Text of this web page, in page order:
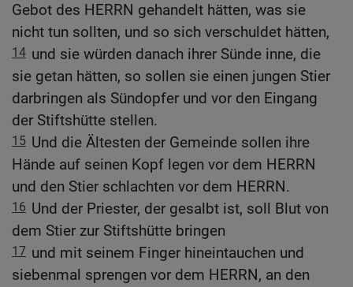
Gebot des HERRN gehandelt hätten, was sie
nicht tun sollten, und so sich verschuldet hätten,
14 und sie würden danach ihrer Sünde inne, die
sie getan hätten, so sollen sie einen jungen Stier
darbringen als Sündopfer und vor den Eingang
der Stiftshütte stellen.
15 Und die Ältesten der Gemeinde sollen ihre
Hände auf seinen Kopf legen vor dem HERRN
und den Stier schlachten vor dem HERRN.
16 Und der Priester, der gesalbt ist, soll Blut von
dem Stier zur Stiftshütte bringen
17 und mit seinem Finger hineintauchen und
siebenmal sprengen vor dem HERRN, an den